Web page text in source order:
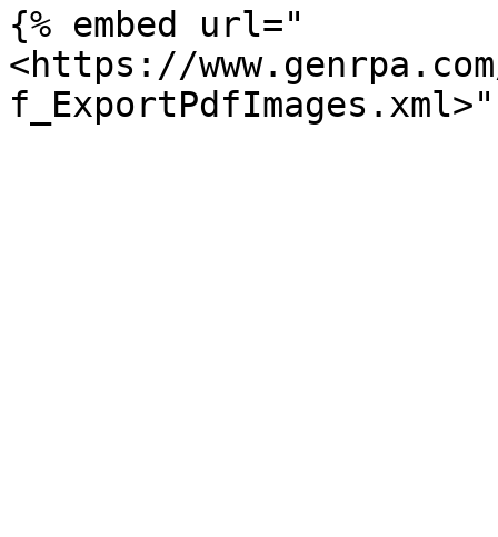
{% embed url="
<https://